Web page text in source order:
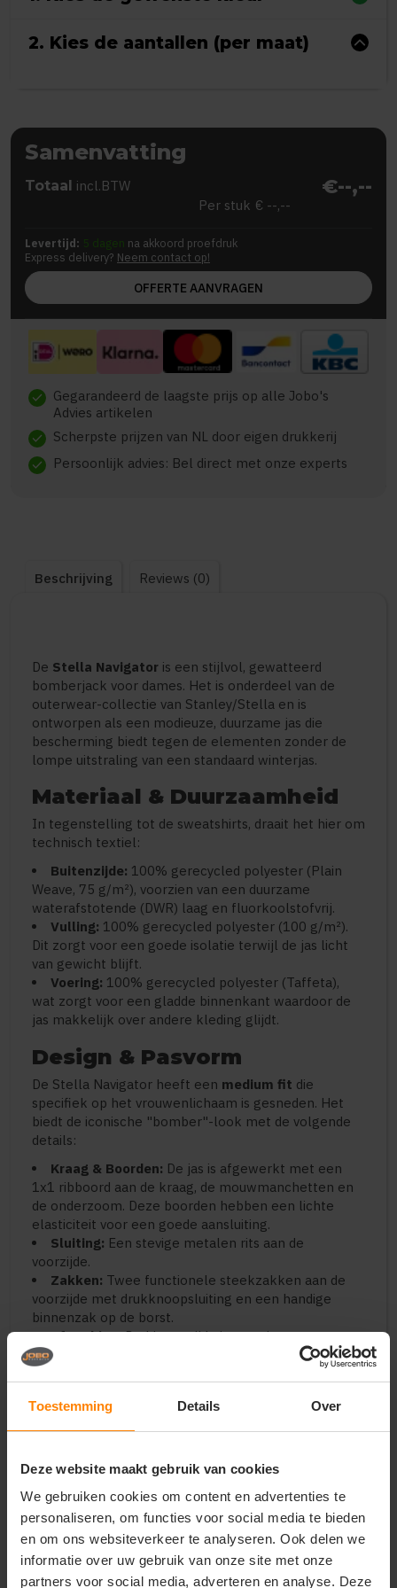
Toestemming Details Over
Deze website maakt gebruik van cookies
We gebruiken cookies om content en advertenties te
personaliseren, om functies voor social media te bieden
en om ons websiteverkeer te analyseren. Ook delen we
informatie over uw gebruik van onze site met onze
partners voor social media, adverteren en analyse. Deze
2. Kies de aantallen (per maat)
Samenvatting
Totaal incl.BTW €--,--
Per stuk € --,--
Levertijd: 5 dagen na akkoord proefdruk
Express delivery? Neem contact op!
OFFERTE AANVRAGEN
check Gegarandeerd de laagste prijs op alle Jobo's
Advies artikelen
check Scherpste prijzen van NL door eigen drukkerij
check Persoonlijk advies: Bel direct met onze experts
Beschrijving Reviews (0)
De Stella Navigator is een stijlvol, gewatteerd
bomberjack voor dames. Het is onderdeel van de
outerwear-collectie van Stanley/Stella en is
ontworpen als een modieuze, duurzame jas die
bescherming biedt tegen de elementen zonder de
lompe uitstraling van een standaard winterjas.
Materiaal & Duurzaamheid
In tegenstelling tot de sweatshirts, draait het hier om
technisch textiel:
Buitenzijde: 100% gerecycled polyester (Plain
Weave, 75 g/m²), voorzien van een duurzame
waterafstotende (DWR) laag en fluorkoolstofvrij.
Vulling: 100% gerecycled polyester (100 g/m²).
Dit zorgt voor een goede isolatie terwijl de jas licht
van gewicht blijft.
Voering: 100% gerecycled polyester (Taffeta),
wat zorgt voor een gladde binnenkant waardoor de
jas makkelijk over andere kleding glijdt.
Design & Pasvorm
De Stella Navigator heeft een medium fit die
specifiek op het vrouwenlichaam is gesneden. Het
biedt de iconische "bomber"-look met de volgende
details:
Kraag & Boorden: De jas is afgewerkt met een
1x1 ribboord aan de kraag, de mouwmanchetten en
de onderzoom. Deze boorden hebben een lichte
elasticiteit voor een goede aansluiting.
Sluiting: Een stevige metalen rits aan de
voorzijde.
Zakken: Twee functionele steekzakken aan de
voorzijde met drukknoopsluiting en een handige
binnenzak op de borst.
Afwerking:De binnenzijde is voorzien van een
ophanglusje en een ritsopening (decoratie-rits) aan
de onderkant, zodat de jas makkelijk bedrukt of
te hoeven.
Premium retailmerkendie een kwalitatieve,
duurzame jas in hun collectie willen.
Bedrijfskledingvoor teams die een
representatieve, sportieve jas nodig hebben voor
buiten.
Customized outerwear:Dankzij de verborgen rits